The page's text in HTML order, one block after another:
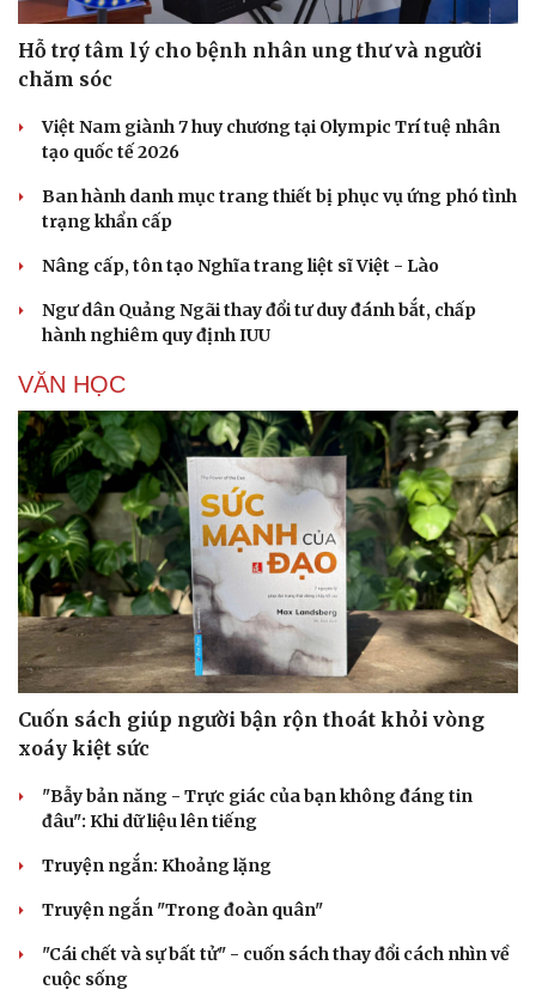
Văn hóa
Sân khấu - Điện ảnh
Âm nhạc
Di sản
Nghệ sĩ
Sao Việt
Hỗ trợ tâm lý cho bệnh nhân ung thư và người
chăm sóc
Việt Nam giành 7 huy chương tại Olympic Trí tuệ nhân
tạo quốc tế 2026
Ban hành danh mục trang thiết bị phục vụ ứng phó tình
trạng khẩn cấp
Nâng cấp, tôn tạo Nghĩa trang liệt sĩ Việt - Lào
Ngư dân Quảng Ngãi thay đổi tư duy đánh bắt, chấp
hành nghiêm quy định IUU
VĂN HỌC
Cuốn sách giúp người bận rộn thoát khỏi vòng
xoáy kiệt sức
"Bẫy bản năng - Trực giác của bạn không đáng tin
đâu": Khi dữ liệu lên tiếng
Truyện ngắn: Khoảng lặng
Truyện ngắn "Trong đoàn quân"
"Cái chết và sự bất tử" - cuốn sách thay đổi cách nhìn về
cuộc sống